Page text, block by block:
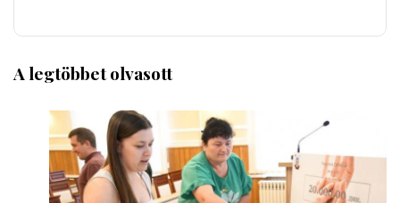
A legtöbbet olvasott